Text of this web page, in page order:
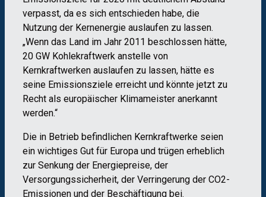
verpasst, da es sich entschieden habe, die
Nutzung der Kernenergie auslaufen zu lassen.
„Wenn das Land im Jahr 2011 beschlossen hätte,
20 GW Kohlekraftwerk anstelle von
Kernkraftwerken auslaufen zu lassen, hätte es
seine Emissionsziele erreicht und könnte jetzt zu
Recht als europäischer Klimameister anerkannt
werden.“
Die in Betrieb befindlichen Kernkraftwerke seien
ein wichtiges Gut für Europa und trügen erheblich
zur Senkung der Energiepreise, der
Versorgungssicherheit, der Verringerung der CO2-
Emissionen und der Beschäftigung bei.